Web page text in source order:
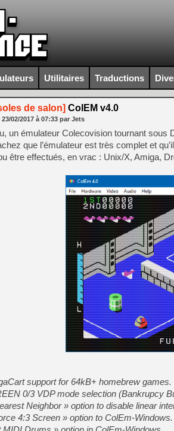
Utilitaires Traductions
de salon] ColEM v4.0
23/02/2017 à 07:33 par Jets
un émulateur Colecovision tournant sous
que l’émulateur est très complet et
être effectués, en vrac : Unix/X, Amiga,
support for 64kB+ homebrew games.
0/3 VDP mode selection (Bankrupcy
Neighbor » option to disable linear
4:3 Screen » option to ColEm-Windows.